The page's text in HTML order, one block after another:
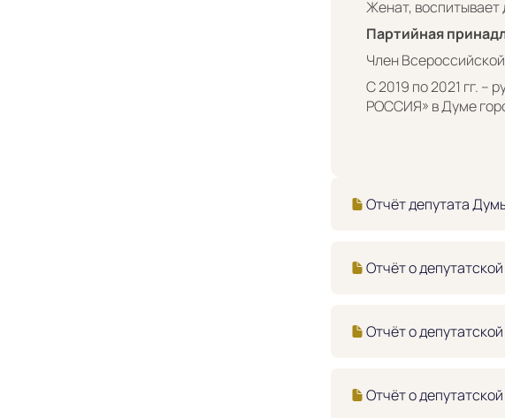
Женат, воспитывает
Партийная
Член
С 2019 по 2021 гг. –
РОССИЯ» в Думе
Отчёт депутата
Отчёт о
Отчёт о
Отчёт о